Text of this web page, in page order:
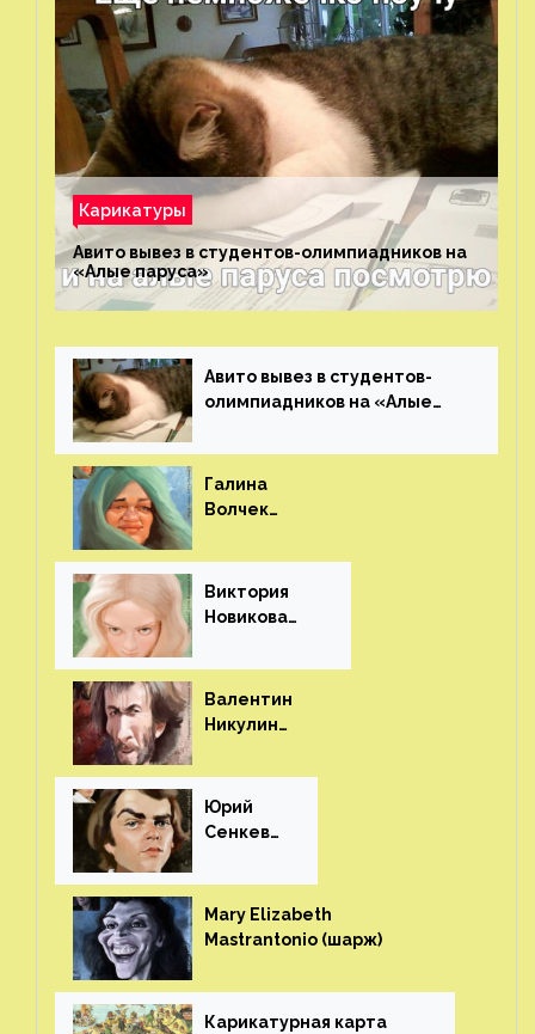
Карикатуры
Авито вывез в студентов-олимпиадников на
«Алые паруса»⁠⁠
Авито вывез в студентов-
олимпиадников на «Алые
Галина
Волчек
Виктория
Новикова
Валентин
Никулин
Юрий
Сенкеви
Mary Elizabeth
Mastrantonio (шарж)⁠⁠
Карикатурная карта